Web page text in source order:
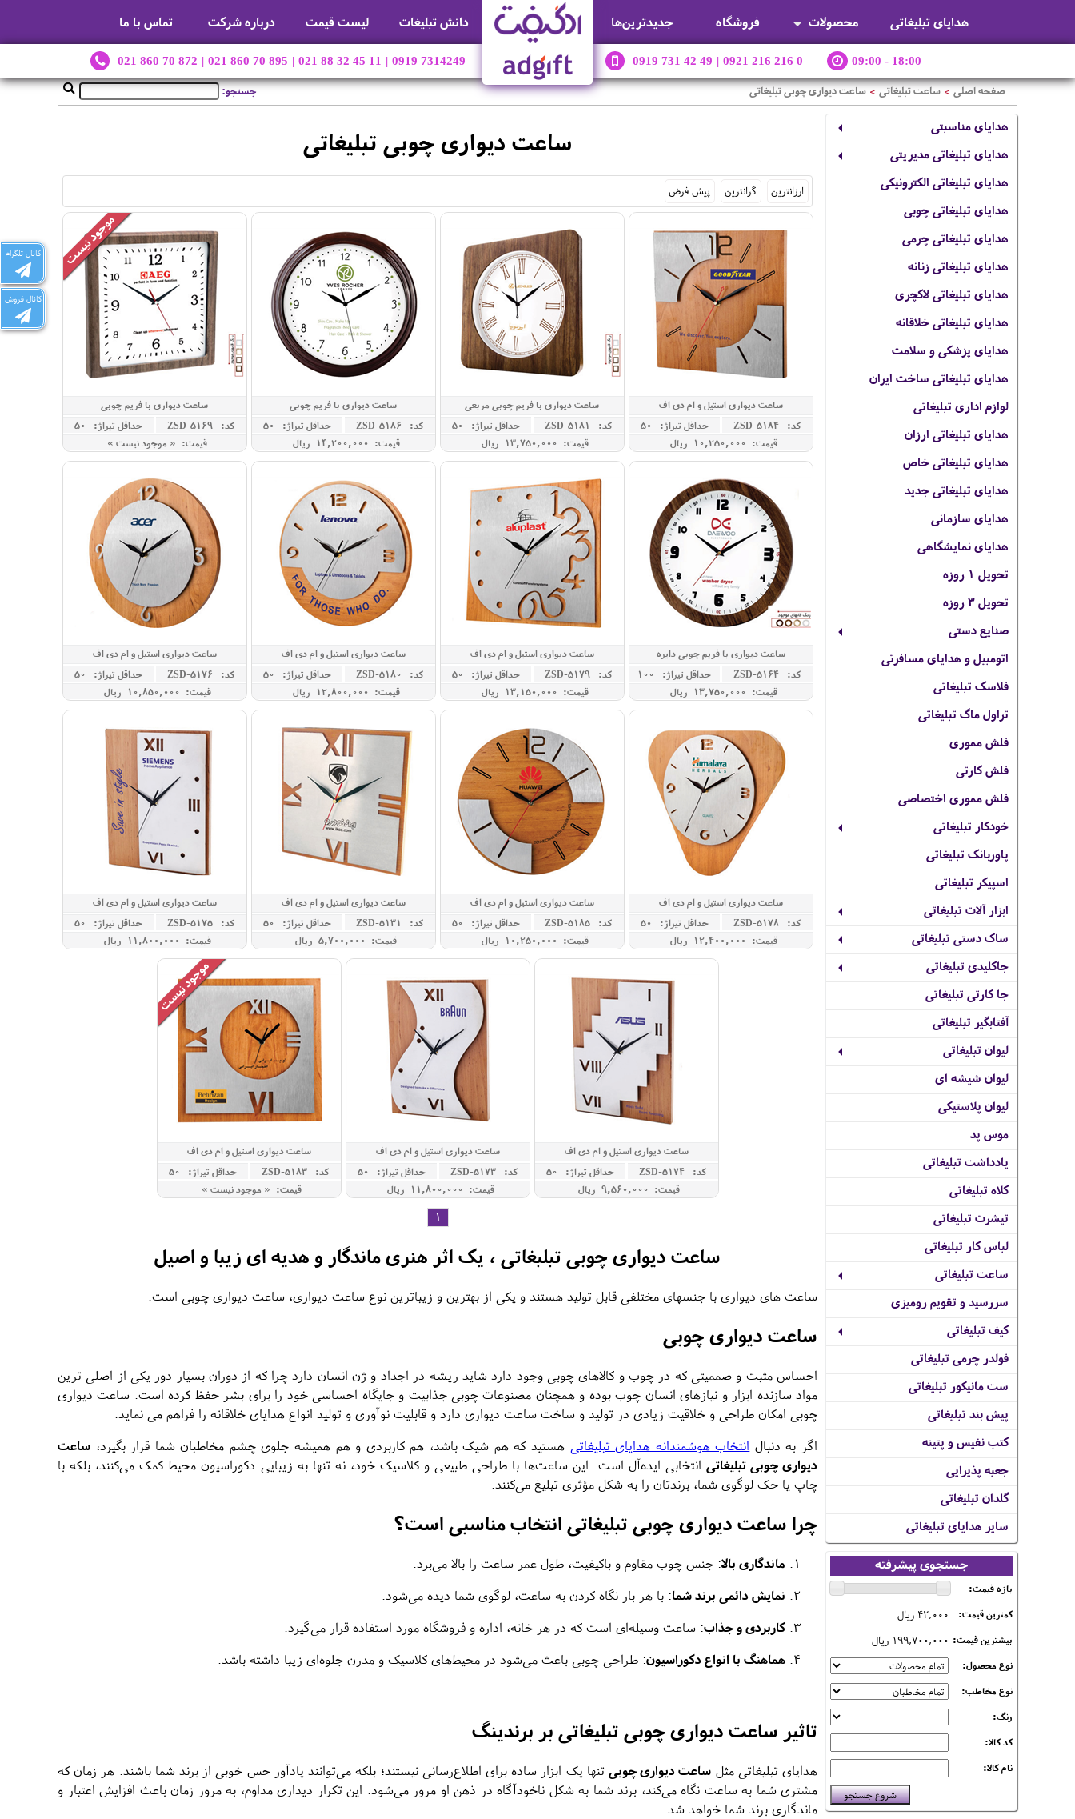
هدایای تبلیغاتی محصولات فروشگاه جديدترين‌ها دانش تبلیغات لیست قیمت درباره شرکت تماس با ما
021 860 70 872 | 021 860 70 895 | 021 88 32 45 11 | 0919 7314249 0919 731 42 49 | 0921 216 216 0 09:00 - 18:00
کانال تلگرام
کانال فروش
جستجو: صفحه اصلی > ساعت تبلیغاتی > ساعت دیواری چوبی تبلیغاتی
هدایای مناسبتی
هدایای تبلیغاتی مدیریتی
هدایای تبلیغاتی الکترونیکی
هدایای تبلیغاتی چوبی
هدایای تبلیغاتی چرمی
هدایای تبلیغاتی زنانه
هدایای تبلیغاتی لاکچری
هدایای تبلیغاتی خلاقانه
هدایای پزشکی و سلامت
هدایای تبلیغاتی ساخت ایران
لوازم اداری تبلیغاتی
هدایای تبلیغاتی ارزان
هدایای تبلیغاتی خاص
هدایای تبلیغاتی جدید
هدایای سازمانی
هدایای نمایشگاهی
تحویل 1 روزه
تحویل 3 روزه
صنایع دستی
اتومبیل و هدایای مسافرتی
فلاسک تبلیغاتی
تراول ماگ تبلیغاتی
فلش مموری
فلش کارتی
فلش مموری اختصاصی
خودکار تبلیغاتی
پاوربانک تبلیغاتی
اسپیکر تبلیغاتی
ابزار آلات تبلیغاتی
ساک دستی تبلیغاتی
جاکلیدی تبلیغاتی
جا کارتی تبلیغاتی
آفتابگیر تبلیغاتی
لیوان تبلیغاتی
لیوان شیشه ای
لیوان پلاستیکی
موس پد
یادداشت تبلیغاتی
کلاه تبلیغاتی
تیشرت تبلیغاتی
لباس کار تبلیغاتی
ساعت تبلیغاتی
سررسید و تقویم رومیزی
کیف تبلیغاتی
فولدر چرمی تبلیغاتی
ست مانیکور تبلیغاتی
پیش بند تبلیغاتی
کتب نفیس و پتینه
جعبه پذیرایی
گلدان تبلیغاتی
سایر هدایای تبلیغاتی
جستجوی پیشرفته
بازه قیمت:
کمترین قیمت:
42,000 ریال
بیشترین قیمت: 199,700,000 ریال
نوع محصول:
نوع مخاطب:
رنگ:
کد کالا:
نام کالا:
ساعت دیواری چوبی تبلیغاتی
ارزانترین گرانترین پیش فرض
ساعت دیواری استیل و ام دی اف
کد: ZSD-5184
حداقل تيراژ: 50
قیمت: 10,250,000 ريال
ساعت دیواری با فریم چوبی مربعی
کد: ZSD-5181
حداقل تيراژ: 50
قیمت: 13,750,000 ريال
ساعت دیواری با فریم چوبی
کد: ZSD-5186
حداقل تيراژ: 50
قیمت: 14,200,000 ريال
ساعت دیواری با فریم چوبی
کد: ZSD-5169
حداقل تيراژ: 50
قیمت: « موجود نیست »
ساعت دیواری با فریم چوبی دایره
کد: ZSD-5164
حداقل تيراژ: 100
قیمت: 13,750,000 ريال
ساعت دیواری استیل و ام دی اف
کد: ZSD-5179
حداقل تيراژ: 50
قیمت: 13,150,000 ريال
ساعت دیواری استیل و ام دی اف
کد: ZSD-5180
حداقل تيراژ: 50
قیمت: 12,800,000 ريال
ساعت دیواری استیل و ام دی اف
کد: ZSD-5176
حداقل تيراژ: 50
قیمت: 10,850,000 ريال
ساعت دیواری استیل و ام دی اف
کد: ZSD-5178
حداقل تيراژ: 50
قیمت: 12,400,000 ريال
ساعت دیواری استیل و ام دی اف
کد: ZSD-5185
حداقل تيراژ: 50
قیمت: 10,250,000 ريال
ساعت دیواری استیل و ام دی اف
کد: ZSD-5131
حداقل تيراژ: 50
قیمت: 5,700,000 ريال
ساعت دیواری استیل و ام دی اف
کد: ZSD-5175
حداقل تيراژ: 50
قیمت: 11,800,000 ريال
ساعت دیواری استیل و ام دی اف
کد: ZSD-5174
حداقل تيراژ: 50
قیمت: 9,560,000 ريال
ساعت دیواری استیل و ام دی اف
کد: ZSD-5173
حداقل تيراژ: 50
قیمت: 11,800,000 ريال
ساعت دیواری استیل و ام دی اف
کد: ZSD-5183
حداقل تيراژ: 50
قیمت: « موجود نیست »
1
ساعت دیواری چوبی تبلبغاتی ، یک اثر هنری ماندگار و هدیه ای زیبا و اصیل
ساعت های دیواری با جنسهای مختلفی قابل تولید هستند و یکی از بهترین و زیباترین نوع ساعت دیواری، ساعت دیواری چوبی است.
ساعت دیواری چوبی
احساس مثبت و صممیتی که در چوب و کالاهای چوبی وجود دارد شاید ریشه در اجداد و ژن انسان دارد چرا که از دوران بسیار دور یکی از اصلی ترین
مواد سازنده ابزار و نیازهای انسان چوب بوده و همچنان مصنوعات چوبی جذابیت و جایگاه احساسی خود را برای بشر حفظ کرده است. ساعت دیواری
چوبی امکان طراحی و خلاقیت زیادی در تولید و ساخت ساعت دیواری دارد و قابلیت نوآوری و تولید انواع هدایای خلاقانه را فراهم می نماید.
اگر به دنبال انتخاب هوشمندانه هدایای تبلیغاتی هستید که هم شیک باشد، هم کاربردی و هم همیشه جلوی چشم مخاطبان شما قرار بگیرد، ساعت
دیواری چوبی تبلیغاتی انتخابی ایده‌آل است. این ساعت‌ها با طراحی طبیعی و کلاسیک خود، نه تنها به زیبایی دکوراسیون محیط کمک می‌کنند، بلکه با
چاپ یا حک لوگوی شما، برندتان را به شکل مؤثری تبلیغ می‌کنند.
چرا ساعت دیواری چوبی تبلیغاتی انتخاب مناسبی است؟
ماندگاری بالا: جنس چوب مقاوم و باکیفیت، طول عمر ساعت را بالا می‌برد.
نمایش دائمی برند شما: با هر بار نگاه کردن به ساعت، لوگوی شما دیده می‌شود.
کاربردی و جذاب: ساعت وسیله‌ای است که در هر خانه، اداره و فروشگاه مورد استفاده قرار می‌گیرد.
هماهنگ با انواع دکوراسیون: طراحی چوبی باعث می‌شود در محیط‌های کلاسیک و مدرن جلوه‌ای زیبا داشته باشد.
تاثیر ساعت دیواری چوبی تبلیغاتی بر برندینگ
هدایای تبلیغاتی مثل ساعت دیواری چوبی تنها یک ابزار ساده برای اطلاع‌رسانی نیستند؛ بلکه می‌توانند یادآور حس خوبی از برند شما باشند. هر زمان که
مشتری شما به ساعت نگاه می‌کند، برند شما به شکل ناخودآگاه در ذهن او مرور می‌شود. این تکرار دیداری مداوم، به مرور زمان باعث افزایش اعتبار و
ماندگاری برند شما خواهد شد.